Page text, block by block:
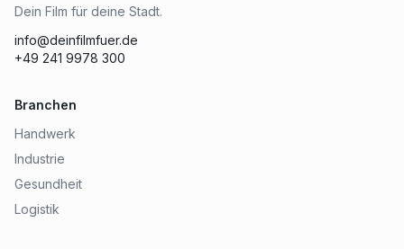
Dein Film für deine Stadt.
info@deinfilmfuer.de
+49 241 9978 300
Branchen
Handwerk
Industrie
Gesundheit
Logistik